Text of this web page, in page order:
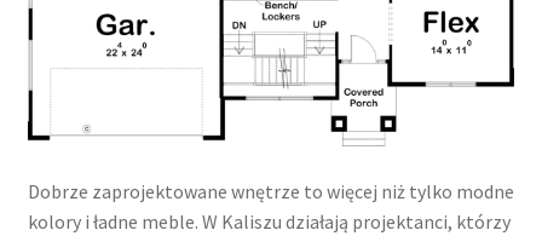
Dobrze zaprojektowane wnętrze to więcej niż tylko modne
kolory i ładne meble. W Kaliszu działają projektanci, którzy